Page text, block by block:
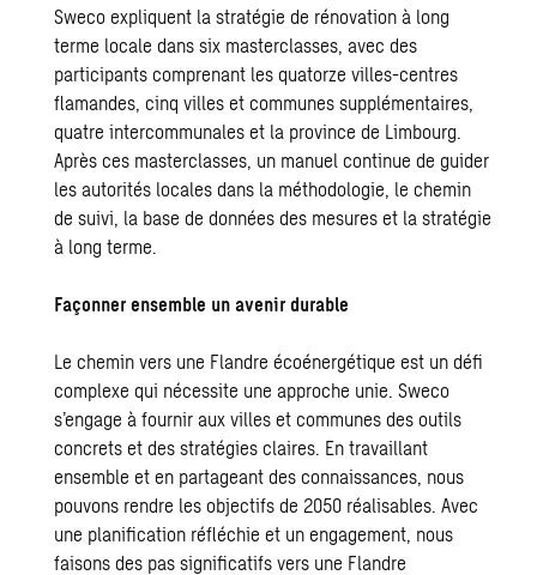
Sweco expliquent la stratégie de rénovation à long
terme locale dans six masterclasses, avec des
participants comprenant les quatorze villes-centres
flamandes, cinq villes et communes supplémentaires,
quatre intercommunales et la province de Limbourg.
Après ces masterclasses, un manuel continue de guider
les autorités locales dans la méthodologie, le chemin
de suivi, la base de données des mesures et la stratégie
à long terme.
Façonner ensemble un avenir durable
Le chemin vers une Flandre écoénergétique est un défi
complexe qui nécessite une approche unie. Sweco
s’engage à fournir aux villes et communes des outils
concrets et des stratégies claires. En travaillant
ensemble et en partageant des connaissances, nous
pouvons rendre les objectifs de 2050 réalisables. Avec
une planification réfléchie et un engagement, nous
faisons des pas significatifs vers une Flandre